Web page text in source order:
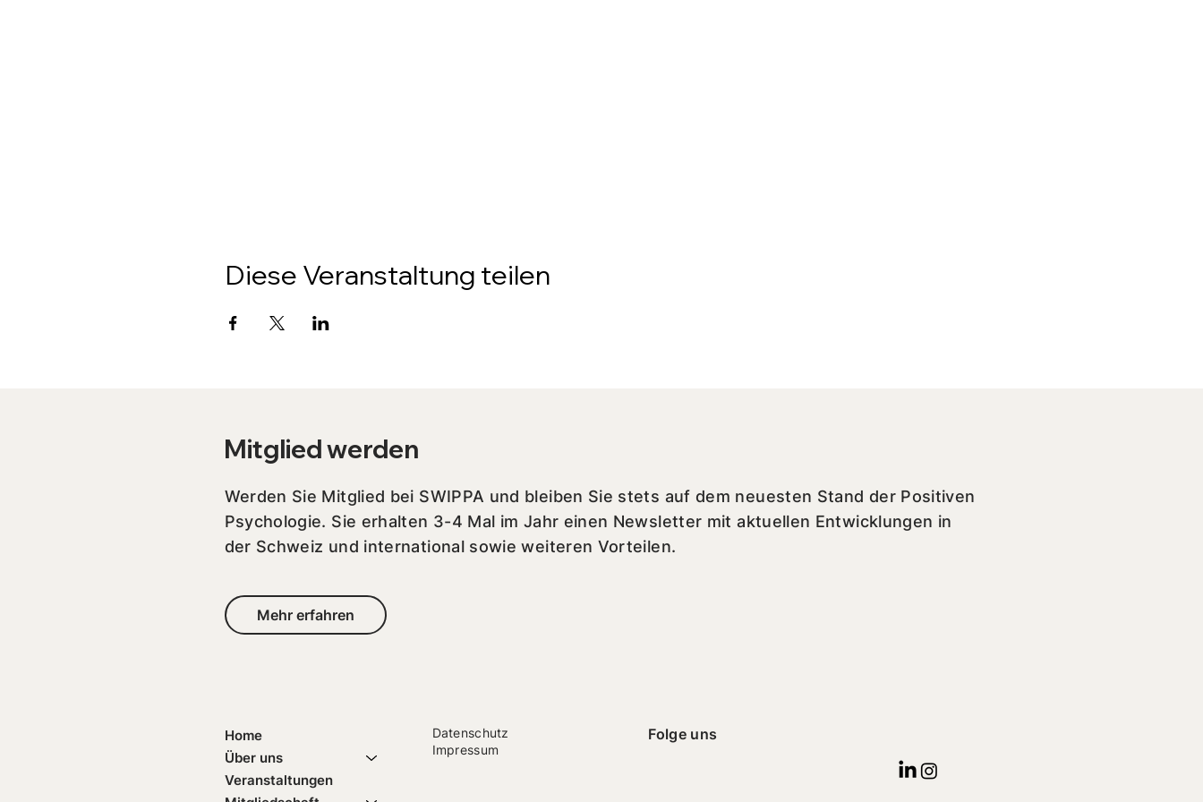
Diese Veranstaltung teilen
Home
Über uns
Veranstaltungen
Datenschutz
Impressum
Folge uns
Mitglied werden
Werden Sie Mitglied bei SWIPPA und bleiben Sie stets auf dem neuesten Stand der Positiven
Psychologie. Sie erhalten 3-4 Mal im Jahr einen Newsletter mit aktuellen Entwicklungen in
der Schweiz und international sowie weiteren Vorteilen.
Mehr erfahren